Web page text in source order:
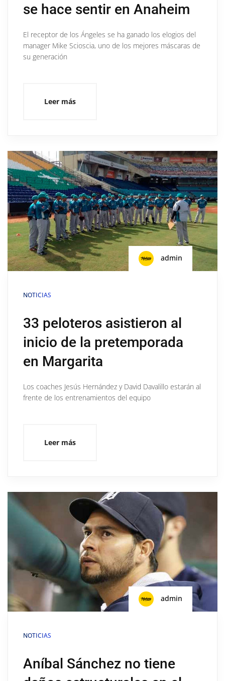
se hace sentir en Anaheim
El receptor de los Ángeles se ha ganado los elogios del
manager Mike Scioscia, uno de los mejores máscaras de
su generación
Leer más
admin
NOTICIAS
33 peloteros asistieron al
inicio de la pretemporada
en Margarita
Los coaches Jesús Hernández y David Davalillo estarán al
frente de los entrenamientos del equipo
Leer más
admin
NOTICIAS
Aníbal Sánchez no tiene